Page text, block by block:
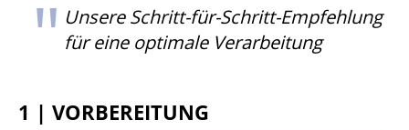
Unsere Schritt-für-Schritt-Empfehlung
für eine optimale Verarbeitung
1 | Vorbereitung